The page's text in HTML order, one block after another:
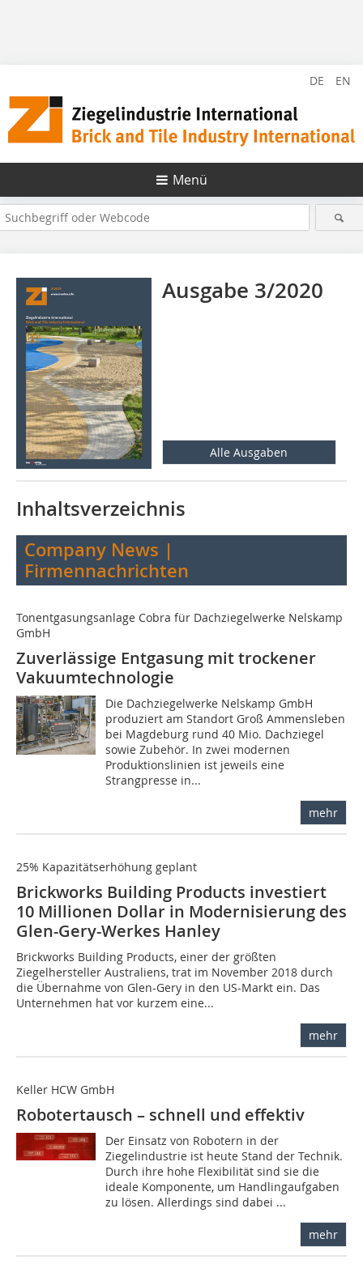
DE EN
Menü
Ausgabe 3/2020
Alle Ausgaben
Inhaltsverzeichnis
Company News |
Firmennachrichten
Tonentgasungsanlage Cobra für Dachziegelwerke Nelskamp
GmbH
Zuverlässige Entgasung mit trockener
Vakuumtechnologie
Die Dachziegelwerke Nelskamp GmbH
produziert am Standort Groß Ammensleben
bei Magdeburg rund 40 Mio. Dachziegel
sowie Zubehör. In zwei modernen
Produktionslinien ist jeweils eine
Strangpresse in...
mehr
25% Kapazitätserhöhung geplant
Brickworks Building Products investiert
10 Millionen Dollar in Modernisierung des
Glen-Gery-Werkes Hanley
Brickworks Building Products, einer der größten
Ziegelhersteller Australiens, trat im November 2018 durch
die Übernahme von Glen-Gery in den US-Markt ein. Das
Unternehmen hat vor kurzem eine...
mehr
Keller HCW GmbH
Robotertausch – schnell und effektiv
Der Einsatz von Robotern in der
Ziegelindustrie ist heute Stand der Technik.
Durch ihre hohe Flexibilität sind sie die
ideale Komponente, um Handlingaufgaben
zu lösen. Allerdings sind dabei ...
mehr